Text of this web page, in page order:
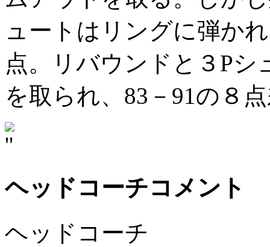
ュートはリングに弾か
点。リバウンドと３P
を取られ、83－91の８
ヘッドコーチコメント
ヘッドコーチ